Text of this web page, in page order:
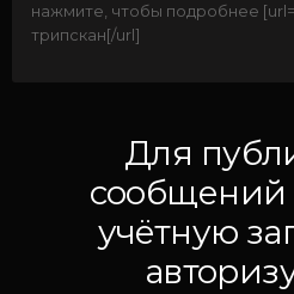
нажмите, чтобы подробнее
трипскан[/url]
Для
сообщений
учётную